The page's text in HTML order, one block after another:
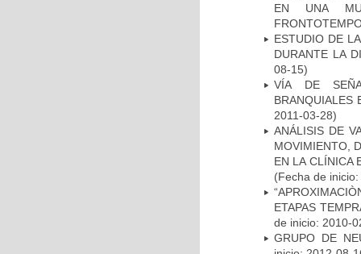
EN UNA
ESTUDIO DE
DURANTE LA
08-15)
VÍA DE
BRANQUIALES
2011-03-28)
ANÁLISIS DE
MOVIMIENTO,
EN LA CLÍNICA
(Fecha de
ETAPAS
de inicio: 2010-
GRUPO DE